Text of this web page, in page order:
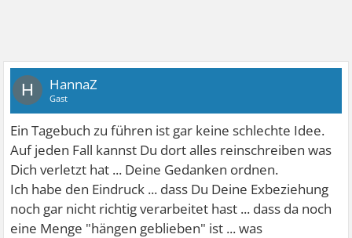
H HannaZ
Gast
Ein Tagebuch zu führen ist gar keine schlechte Idee.
Auf jeden Fall kannst Du dort alles reinschreiben was
Dich verletzt hat ... Deine Gedanken ordnen.
Ich habe den Eindruck ... dass Du Deine Exbeziehung
noch gar nicht richtig verarbeitet hast ... dass da noch
eine Menge "hängen geblieben" ist ... was